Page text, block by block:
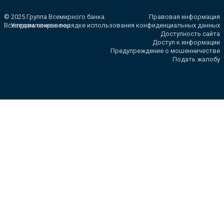
© 2025 Группа Всемирного банка.
Все права сохранены.
Правовая информация
Уведомление о порядке использования конфиденциальных данных
Доступность сайта
Доступ к информации
Предупреждение о мошенничестве
Подать жалобу